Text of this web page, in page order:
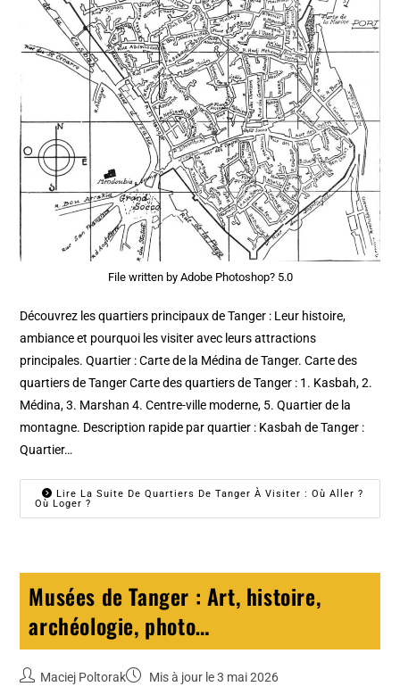
File written by Adobe Photoshop? 5.0
Découvrez les quartiers principaux de Tanger : Leur histoire,
ambiance et pourquoi les visiter avec leurs attractions
principales. Quartier : Carte de la Médina de Tanger. Carte des
quartiers de Tanger Carte des quartiers de Tanger : 1. Kasbah, 2.
Médina, 3. Marshan 4. Centre-ville moderne, 5. Quartier de la
montagne. Description rapide par quartier : Kasbah de Tanger :
Quartier…
Lire La Suite De Quartiers De Tanger À Visiter : Où Aller ?
Où Loger ?
Musées de Tanger : Art, histoire,
archéologie, photo…
Maciej Poltorak Mis à jour le 3 mai 2026